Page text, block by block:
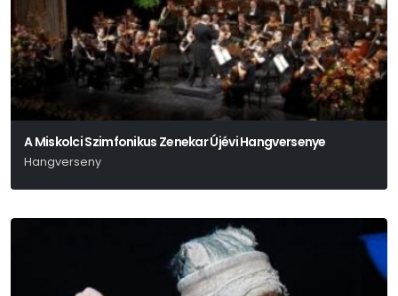
A Miskolci Szimfonikus Zenekar Újévi Hangversenye
Hangverseny